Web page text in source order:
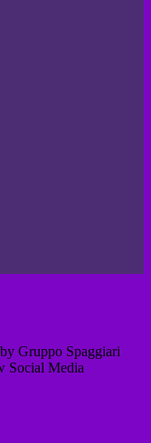
Gruppo Spaggiari
Social Media